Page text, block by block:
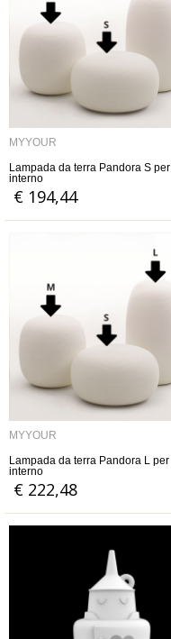
MYYOUR
Lampada da terra Pandora S per
interno
€ 194,44
MYYOUR
Lampada da terra Pandora L per
interno
€ 222,48